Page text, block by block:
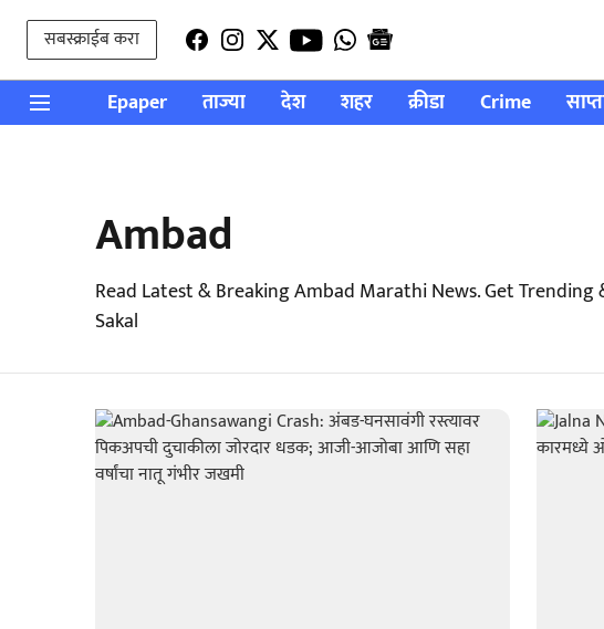
सबस्क्राईब करा
Epaper ताज्या देश शहर क्रीडा Crime
Ambad
Read Latest & Breaking Ambad Marathi News. Get
Sakal